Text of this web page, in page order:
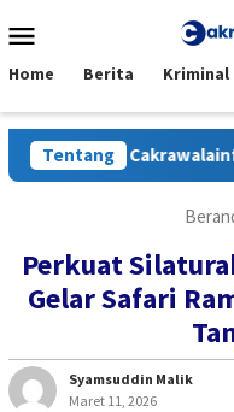
ke
Mobile
Home Berita Kriminal
Tentang
Perkuat
Gelar Safari
Syamsuddin Malik
Maret 11, 2026